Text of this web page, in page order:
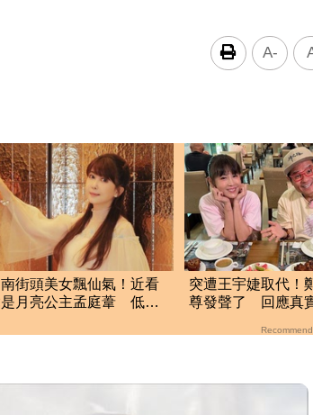
A-
街頭美女飄仙氣！近看
月亮公主孟庭葦 低調
突遭王宇婕取代！
尊發聲了 回應真